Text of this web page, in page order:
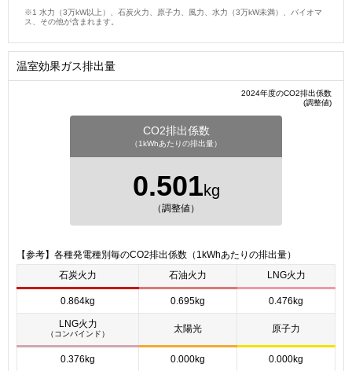
水力（3万kW以上）、石炭火力、原子力、風力、水力（3万kW未満）、バイオマ
ス、その他が含まれます。
温室効果ガス排出量
2024年度のCO2排出係数
(調整値)
CO2排出係数
（1kWhあたりの排出量）
0.501kg
（調整値）
【参考】各種発電種別毎のCO2排出係数（1kWhあたりの排出量）
石炭火力
石油火力 LNG火力
0.864kg 0.695kg 0.476kg
LNG火力
（コンバインド） 太陽光 原子力
0.376kg 0.000kg 0.000kg